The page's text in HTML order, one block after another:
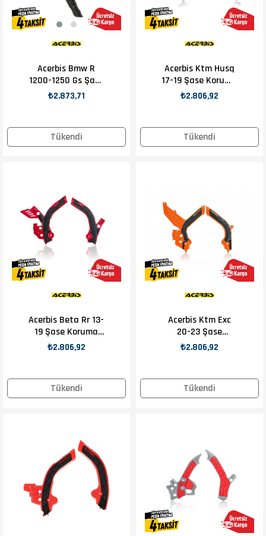
Tükendi
Acerbis Bmw R
1200-1250 Gs Şase
Koruma Beyaz
₺2.873,71
Tükendi
Acerbis Ktm Husq
17-19 Şase Koruma
Beyaz
₺2.806,92
Tükendi
Acerbis Beta Rr 13-
19 Şase Koruma
Kırmızı
₺2.806,92
Tükendi
Acerbis Ktm Exc
20-23 Şase
Koruma Turuncu
₺2.806,92